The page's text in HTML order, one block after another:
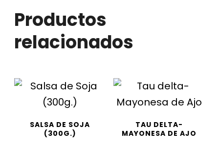
Productos
relacionados
SALSA DE SOJA
(300G.)
TAU DELTA-
MAYONESA DE AJO